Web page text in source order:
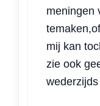
meningen
mij kan
zie ook